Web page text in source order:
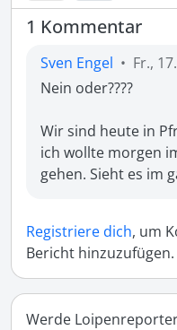
1 Kommentar
Sven Engel • Fr.,
Nein oder????
Wir sind heute in
ich wollte morgen
gehen. Sieht es im
Registriere dich, um
Bericht hinzuzufügen.
Werde